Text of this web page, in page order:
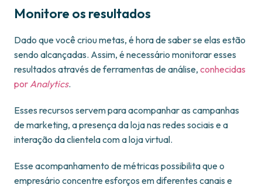
Monitore os resultados
Dado que você criou metas, é hora de saber se elas estão
sendo alcançadas. Assim, é necessário monitorar esses
resultados através de ferramentas de análise, conhecidas
porAnalytics.
Esses recursos servem para acompanhar as campanhas
de marketing, a presença da loja nas redes sociais e a
interação da clientela com a loja virtual.
Esse acompanhamento de métricas possibilita que o
empresário concentre esforços em diferentes canais e